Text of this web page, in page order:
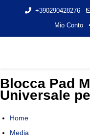
+390290428276
Mio Conto
Blocca Pad
Universale
Home
Media